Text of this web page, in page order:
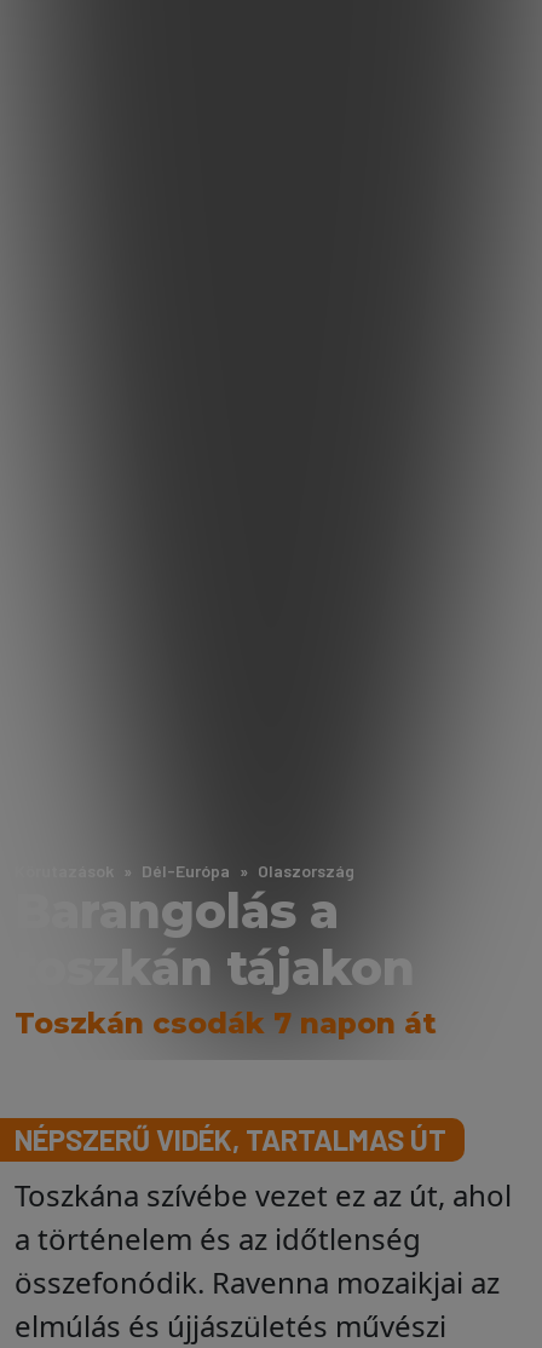
Körutazások Dél-Európa Olaszország
Barangolás a
toszkán tájakon
Toszkán csodák 7 napon át
NÉPSZERŰ VIDÉK, TARTALMAS ÚT
Toszkána szívébe vezet ez az út, ahol
a történelem és az időtlenség
összefonódik. Ravenna mozaikjai az
elmúlás és újjászületés művészi